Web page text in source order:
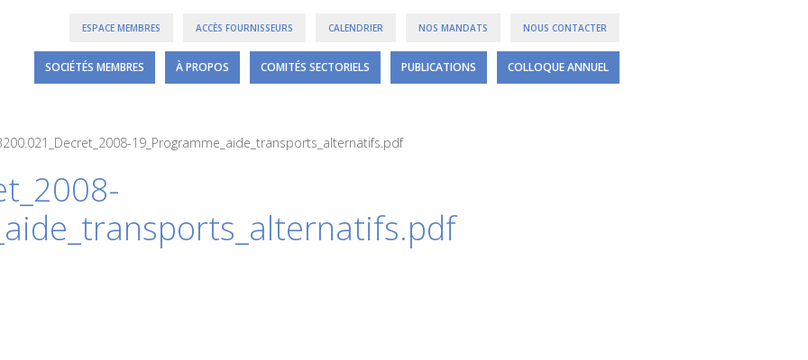
ESPACE MEMBRES ACCÈS FOURNISSEURS CALENDRIER NOS MANDATS NOUS CONTACTER
SOCIÉTÉS MEMBRES À PROPOS COMITÉS SECTORIELS PUBLICATIONS COLLOQUE ANNUEL
19_Programme_aide_transports_alternatifs.pdf